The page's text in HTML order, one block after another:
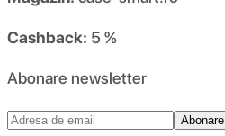
Cashback: 5 %
Abonare newsletter
Abonare